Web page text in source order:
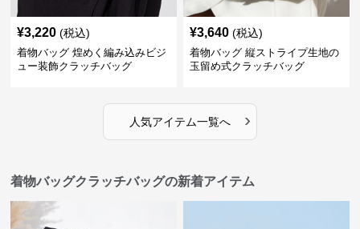
¥3,220 (税込)
着物バッグ 煌めく編み込みビジ
ュー装飾クラッチバッグ
¥3,640 (税込)
着物バッグ 縦ストライプ生地の
玉留め式クラッチバッグ
人気アイテム一覧へ ›
着物バッグクラッチバッグの新着アイテム